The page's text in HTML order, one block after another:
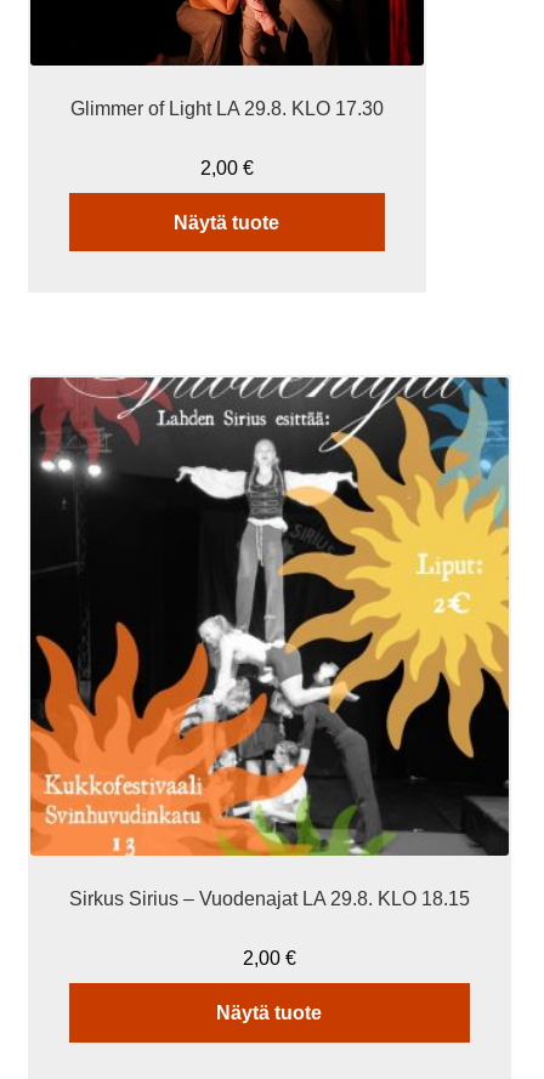
Glimmer of Light LA 29.8. KLO 17.30
2,00 €
Näytä tuote
Sirkus Sirius – Vuodenajat LA 29.8. KLO 18.15
2,00 €
Näytä tuote